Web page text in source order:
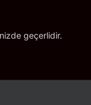
geçerlidir.